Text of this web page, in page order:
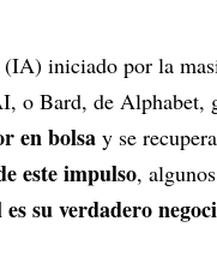
iniciado por la
o Bard, de Alphabet,
en bolsa y se
este impulso,
es su verdadero